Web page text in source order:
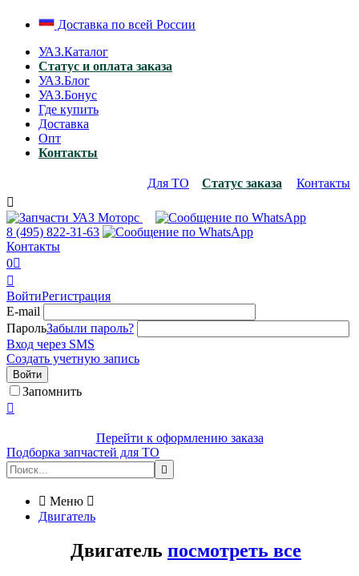
Доставка по всей России
УАЗ.Каталог
Статус и оплата заказа
УАЗ.Блог
УАЗ.Бонус
Где купить
Доставка
Опт
Контакты
Для ТО Статус заказа
Контакты

8 (495) 822-31-63
Контакты
0

ВойтиРегистрация
E-mail
ПарольЗабыли пароль?
Вход через SMS
Создать учетную запись
Войти
Запомнить

Перейти к оформлению заказа
Подборка запчастей для ТО

 Меню 
Двигатель
Двигатель посмотреть все